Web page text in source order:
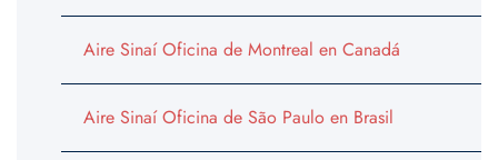
Aire Sinaí Oficina de Montreal en Canadá
Aire Sinaí Oficina de São Paulo en Brasil